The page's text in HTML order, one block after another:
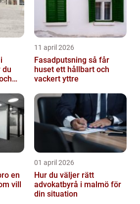
11 april 2026
Fasadputsning så får
huset ett hållbart och
vackert yttre
vill
01 april 2026
Hur du väljer rätt
advokatbyrå i malmö för
din situation